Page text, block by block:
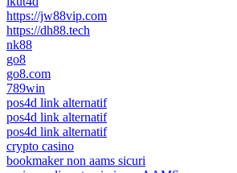
https://jw88vip.com
https://dh88.tech
nk88
go8
go8.com
789win
pos4d link alternatif
pos4d link alternatif
pos4d link alternatif
crypto casino
bookmaker non aams sicuri